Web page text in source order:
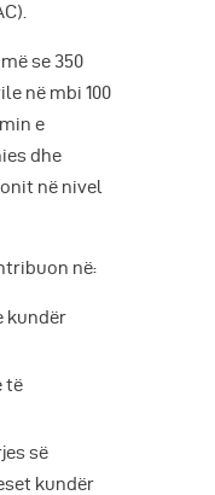
se 350
në mbi 100
e
dhe
në nivel
në:
kundër
të
së
kundër